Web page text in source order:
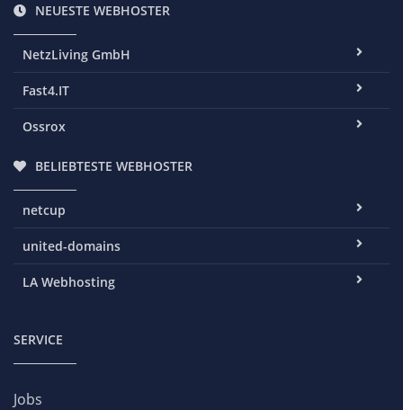
NEUESTE WEBHOSTER
NetzLiving GmbH
Fast4.IT
Ossrox
BELIEBTESTE WEBHOSTER
netcup
united-domains
LA Webhosting
SERVICE
Jobs